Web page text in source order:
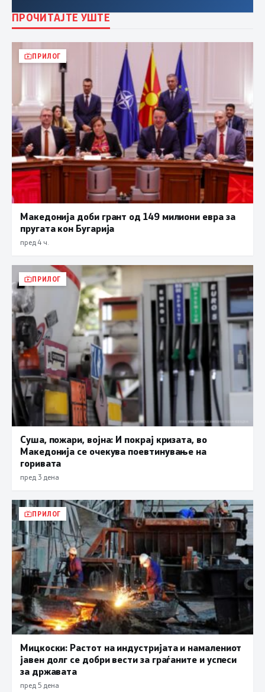
ПРОЧИТАЈТЕ УШТЕ
ПРИЛОГ
Македонија доби грант од 149 милиони евра за
пругата кон Бугарија
пред 4 ч.
ПРИЛОГ
Суша, пожари, војна: И покрај кризата, во
Македонија се очекува поевтинување на
горивата
пред 3 дена
ПРИЛОГ
Мицкоски: Растот на индустријата и намалениот
јавен долг се добри вести за граѓаните и успеси
за државата
пред 5 дена